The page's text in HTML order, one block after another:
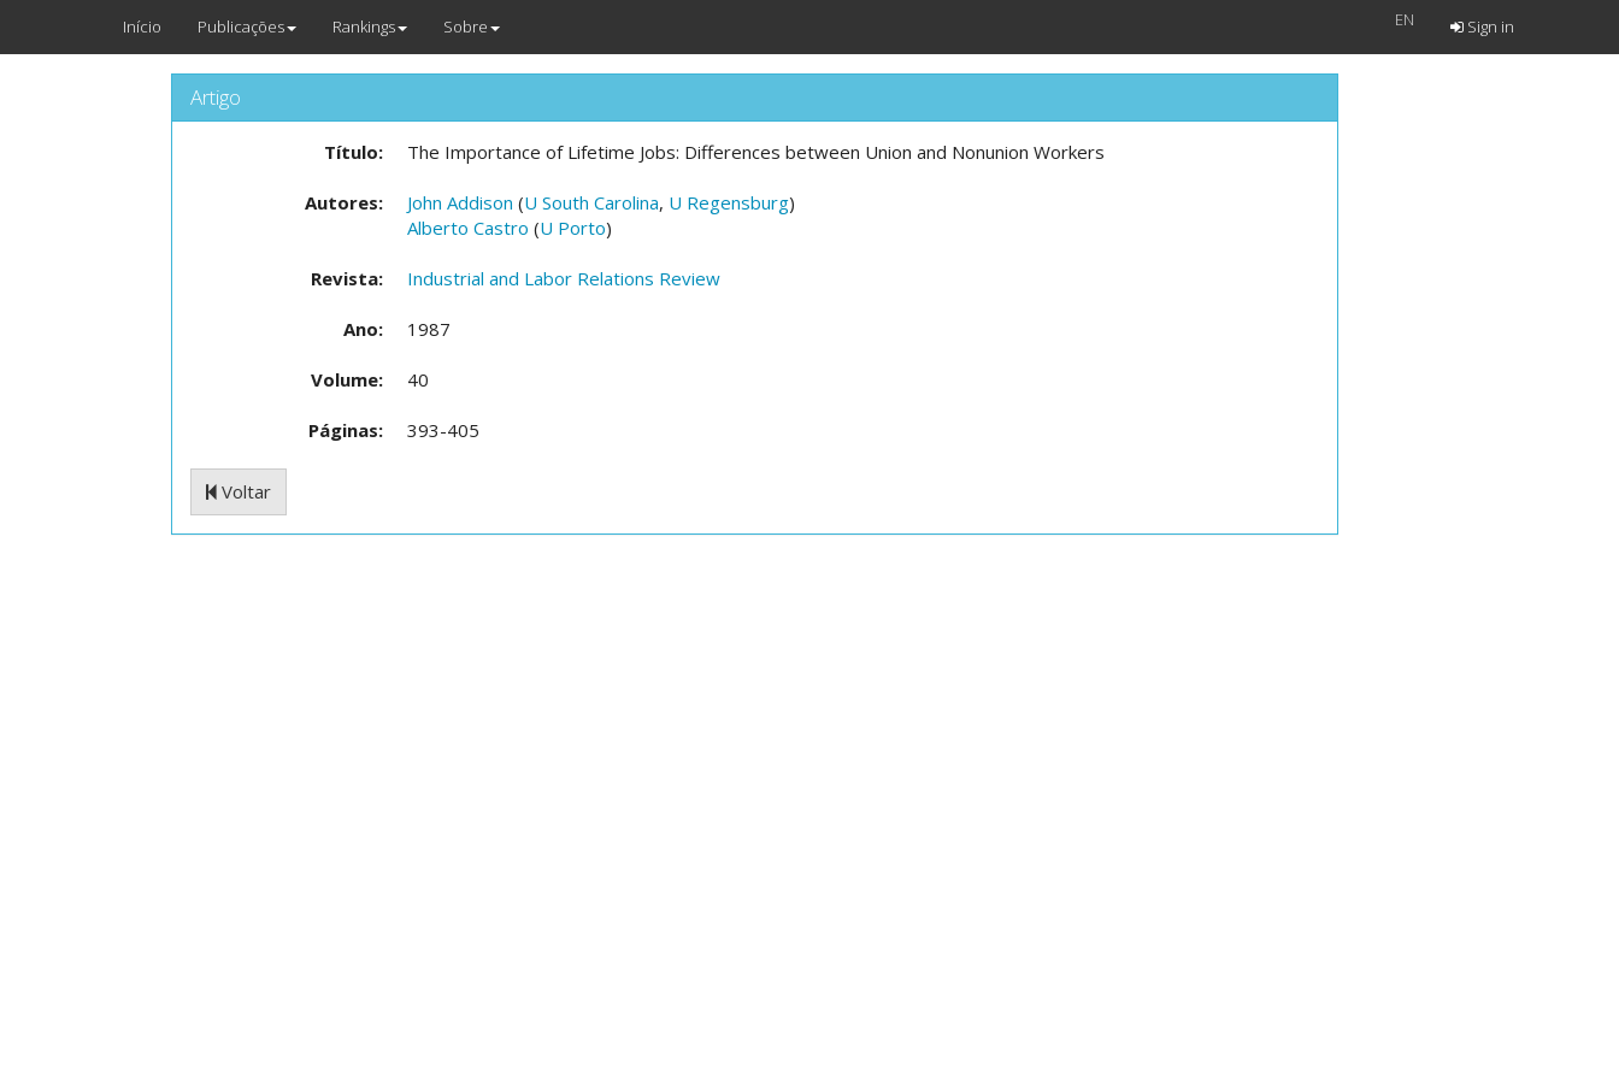
Início Publicações Rankings Sobre EN Sign in
Artigo
Título: The Importance of Lifetime Jobs: Differences between Union and Nonunion Workers
Autores: John Addison (U South Carolina, U Regensburg)
Alberto Castro (U Porto)
Revista: Industrial and Labor Relations Review
Ano: 1987
Volume: 40
Páginas: 393-405
Voltar